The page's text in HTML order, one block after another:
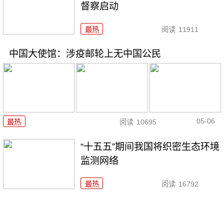
督察启动
最热 阅读 11911
中国大使馆：涉疫邮轮上无中国公民
最热 阅读 10695 05-06
“十五五”期间我国将织密生态环境
监测网络
最热 阅读 16792